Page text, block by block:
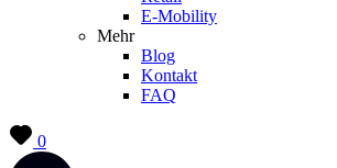
E-Mobility
Mehr
Blog
Kontakt
FAQ
0